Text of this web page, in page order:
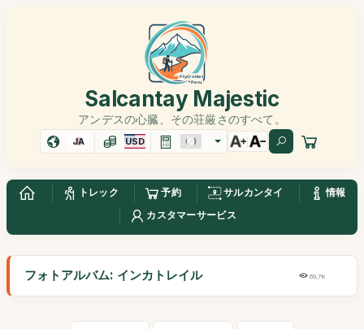
Salcantay Majestic
アンデスの心臓、その荘厳さのすべて。
JA USD
トレック 予約 サルカンタイ
情報
カスタマーサービス
フォトアルバム: インカトレイル 69,7K